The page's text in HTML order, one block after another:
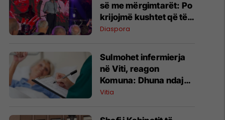
së me mërgimtarët: Po
krijojmë kushtet që të
ktheheni në Kosovë
Diaspora
Sulmohet infermierja
në Viti, reagon
Komuna: Dhuna ndaj
stafit shëndetësor nuk
Vitia